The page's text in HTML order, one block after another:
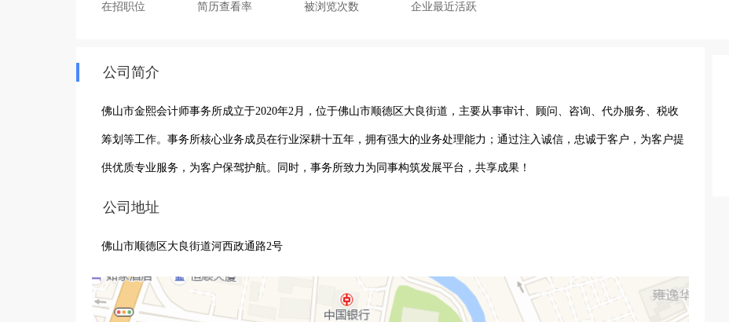
在招职位 简历查看率 被浏览次数 企业最近活跃
公司简介
佛山市金熙会计师事务所成立于2020年2月，位于佛山市顺德区大良街道，主要从事审计、顾问、咨询、代办服务、税收
筹划等工作。事务所核心业务成员在行业深耕十五年，拥有强大的业务处理能力；通过注入诚信，忠诚于客户，为客户提
供优质专业服务，为客户保驾护航。同时，事务所致力为同事构筑发展平台，共享成果！
公司地址
佛山市顺德区大良街道河西政通路2号